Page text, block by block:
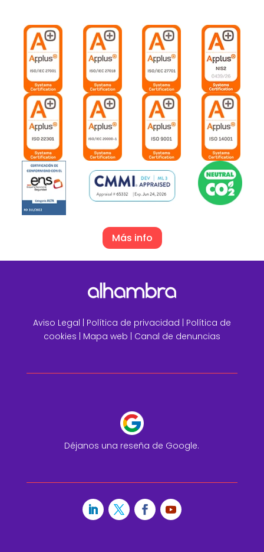
Más info
Aviso Legal | Política de privacidad | Política de
cookies | Mapa web | Canal de denuncias
Déjanos una reseña de Google.